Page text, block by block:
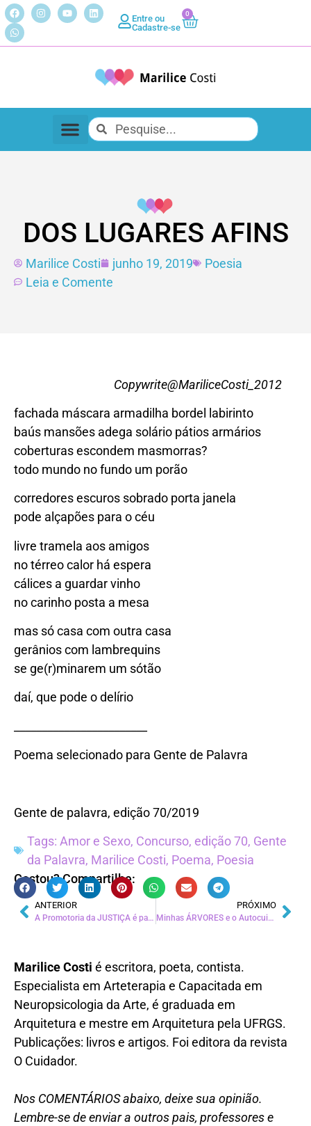
Entre ou
Cadastre-se
0
DOS LUGARES AFINS
Marilice Costi junho 19, 2019
Poesia
Leia e Comente
Copywrite@MariliceCosti_2012
fachada máscara armadilha bordel labirinto
baús mansões adega solário pátios armários
coberturas escondem masmorras?
todo mundo no fundo um porão
corredores escuros sobrado porta janela
pode alçapões para o céu
livre tramela aos amigos
no térreo calor há espera
cálices a guardar vinho
no carinho posta a mesa
mas só casa com outra casa
gerânios com lambrequins
se ge(r)minarem um sótão
daí, que pode o delírio
Poema selecionado para Gente de Palavra
Gente de palavra, edição 70/2019
Tags: Amor e Sexo, Concurso, edição 70, Gente
da Palavra, Marilice Costi, Poema, Poesia
Gostou? Compartilhe:
ANTERIOR
A Promotoria da JUSTIÇA é para todos!
PRÓXIMO
Minhas ÁRVORES e o Autocuidado
Marilice Costi é escritora, poeta, contista.
Especialista em Arteterapia e Capacitada em
Neuropsicologia da Arte, é graduada em
Arquitetura e mestre em Arquitetura pela UFRGS.
Publicações: livros e artigos. Foi editora da revista
O Cuidador.
Nos COMENTÁRIOS abaixo, deixe sua opinião.
Lembre-se de enviar a outros pais, professores e